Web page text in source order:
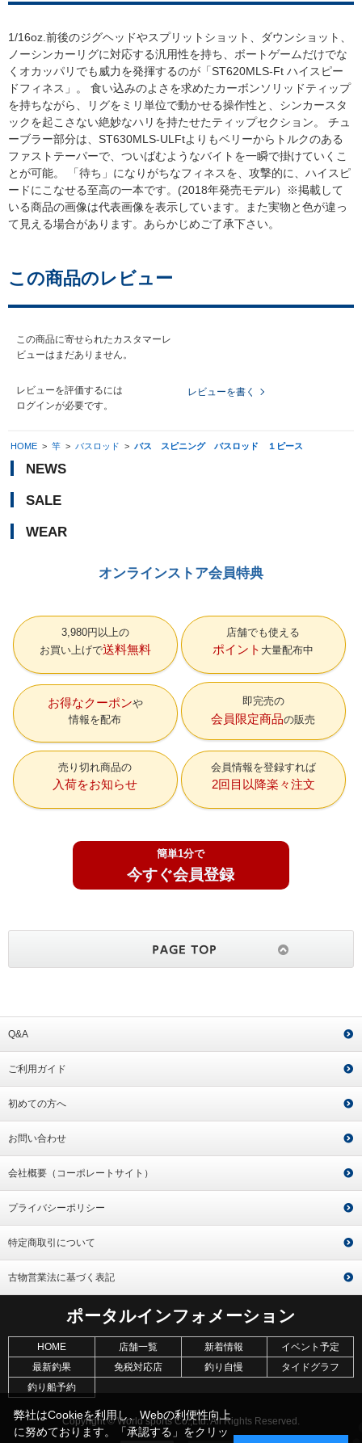
1/16oz.前後のジグヘッドやスプリットショット、ダウンショット、
ノーシンカーリグに対応する汎用性を持ち、ボートゲームだけでな
くオカッパリでも威力を発揮するのが「ST620MLS-Ft ハイスピー
ドフィネス」。 食い込みのよさを求めたカーボンソリッドティップ
を持ちながら、リグをミリ単位で動かせる操作性と、シンカースタ
ックを起こさない絶妙なハリを持たせたティップセクション。 チュ
ーブラー部分は、ST630MLS-ULFtよりもベリーからトルクのある
ファストテーパーで、ついばむようなバイトを一瞬で掛けていくこ
とが可能。 「待ち」になりがちなフィネスを、攻撃的に、ハイスピ
ードにこなせる至高の一本です。(2018年発売モデル）※掲載して
いる商品の画像は代表画像を表示しています。また実物と色が違っ
て見える場合があります。あらかじめご了承下さい。
この商品のレビュー
この商品に寄せられたカスタマーレ
ビューはまだありません。
レビューを評価するには
ログインが必要です。
レビューを書く
HOME > 竿 > バスロッド > バス スピニング バスロッド １ピース
NEWS
SALE
WEAR
オンラインストア会員特典
3,980円以上の
お買い上げで送料無料
店舗でも使える
ポイント 大量配布中
お得なクーポン
情報を配布
即完売の
会員限定商品の販売
売り切れ商品の
入荷をお知らせ
会員情報を登録すれば
2回目以降楽々注文
簡単1分で
今すぐ会員登録
Q&A
ご利用ガイド
初めての方へ
お問い合わせ
会社概要（コーポレートサイト）
プライバシーポリシー
特定商取引について
古物営業法に基づく表記
ポータルインフォメーション
HOME 店舗一覧 新着情報
イベント予定
最新釣果
免税対応店 釣り自慢
タイドグラフ
釣り船予約
Copyright © World sports Co.,Ltd. All Rights Reserved.
弊社はCookieを利用し、Webの利便性向上
に努めております。「承認する」をクリッ